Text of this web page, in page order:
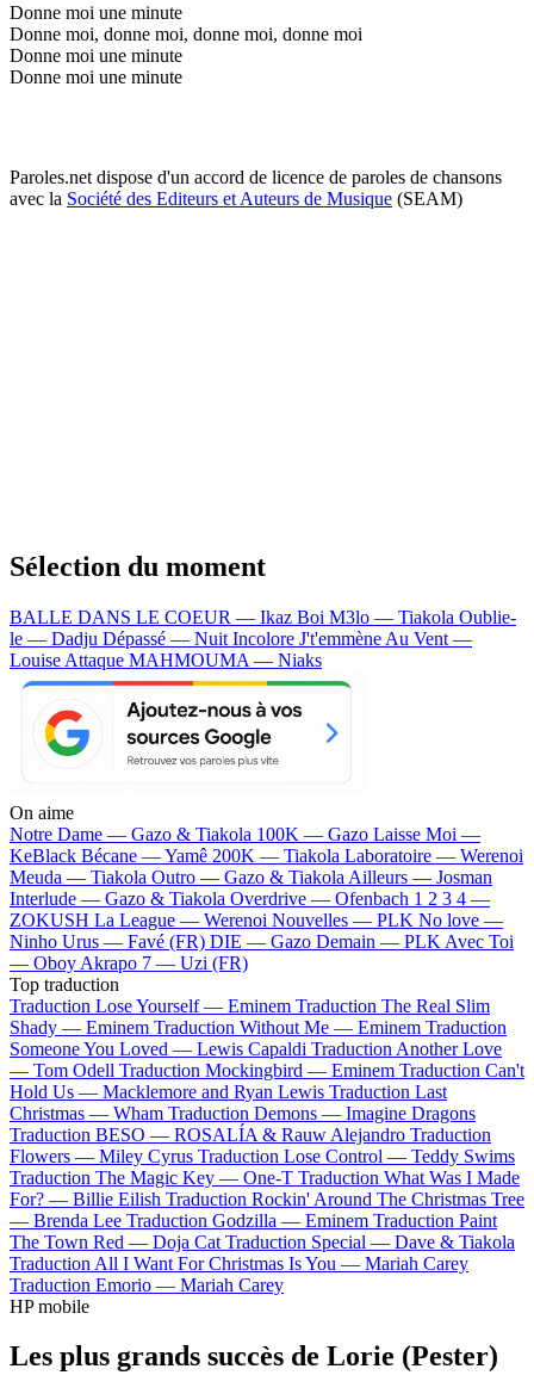
Donne moi une minute
Donne moi, donne moi, donne moi, donne moi
Donne moi une minute
Donne moi une minute
Paroles.net dispose d'un accord de licence de paroles de chansons
avec la Société des Editeurs et Auteurs de Musique (SEAM)
Sélection du moment
BALLE DANS LE COEUR — Ikaz Boi M3lo — Tiakola Oublie-
le — Dadju Dépassé — Nuit Incolore J't'emmène Au Vent —
Louise Attaque MAHMOUMA — Niaks
On aime
Notre Dame — Gazo & Tiakola 100K — Gazo Laisse Moi —
KeBlack Bécane —Yamê 200K — Tiakola Laboratoire — Werenoi
Meuda — Tiakola Outro — Gazo & Tiakola Ailleurs — Josman
Interlude — Gazo & Tiakola Overdrive — Ofenbach 1 2 3 4 —
ZOKUSH La League — Werenoi Nouvelles — PLK No love —
Ninho Urus — Favé (FR) DIE — Gazo Demain — PLK Avec Toi
— Oboy Akrapo 7 — Uzi (FR)
Top traduction
Traduction Lose Yourself — Eminem Traduction The Real Slim
Shady — Eminem Traduction Without Me — Eminem Traduction
Someone You Loved — Lewis Capaldi Traduction Another Love
— Tom Odell Traduction Mockingbird — Eminem Traduction Can't
Hold Us — Macklemore and Ryan Lewis Traduction Last
Christmas — Wham Traduction Demons — Imagine Dragons
Traduction BESO — ROSALÍA & Rauw Alejandro Traduction
Flowers — Miley Cyrus Traduction Lose Control — Teddy Swims
Traduction The Magic Key — One-T Traduction What Was I Made
For? — Billie Eilish Traduction Rockin' Around The Christmas Tree
— Brenda Lee Traduction Godzilla — Eminem Traduction Paint
The Town Red — Doja Cat Traduction Special — Dave & Tiakola
Traduction All I Want For Christmas Is You — Mariah Carey
Traduction Emorio — Mariah Carey
HP mobile
Les plus grands succès de Lorie (Pester)